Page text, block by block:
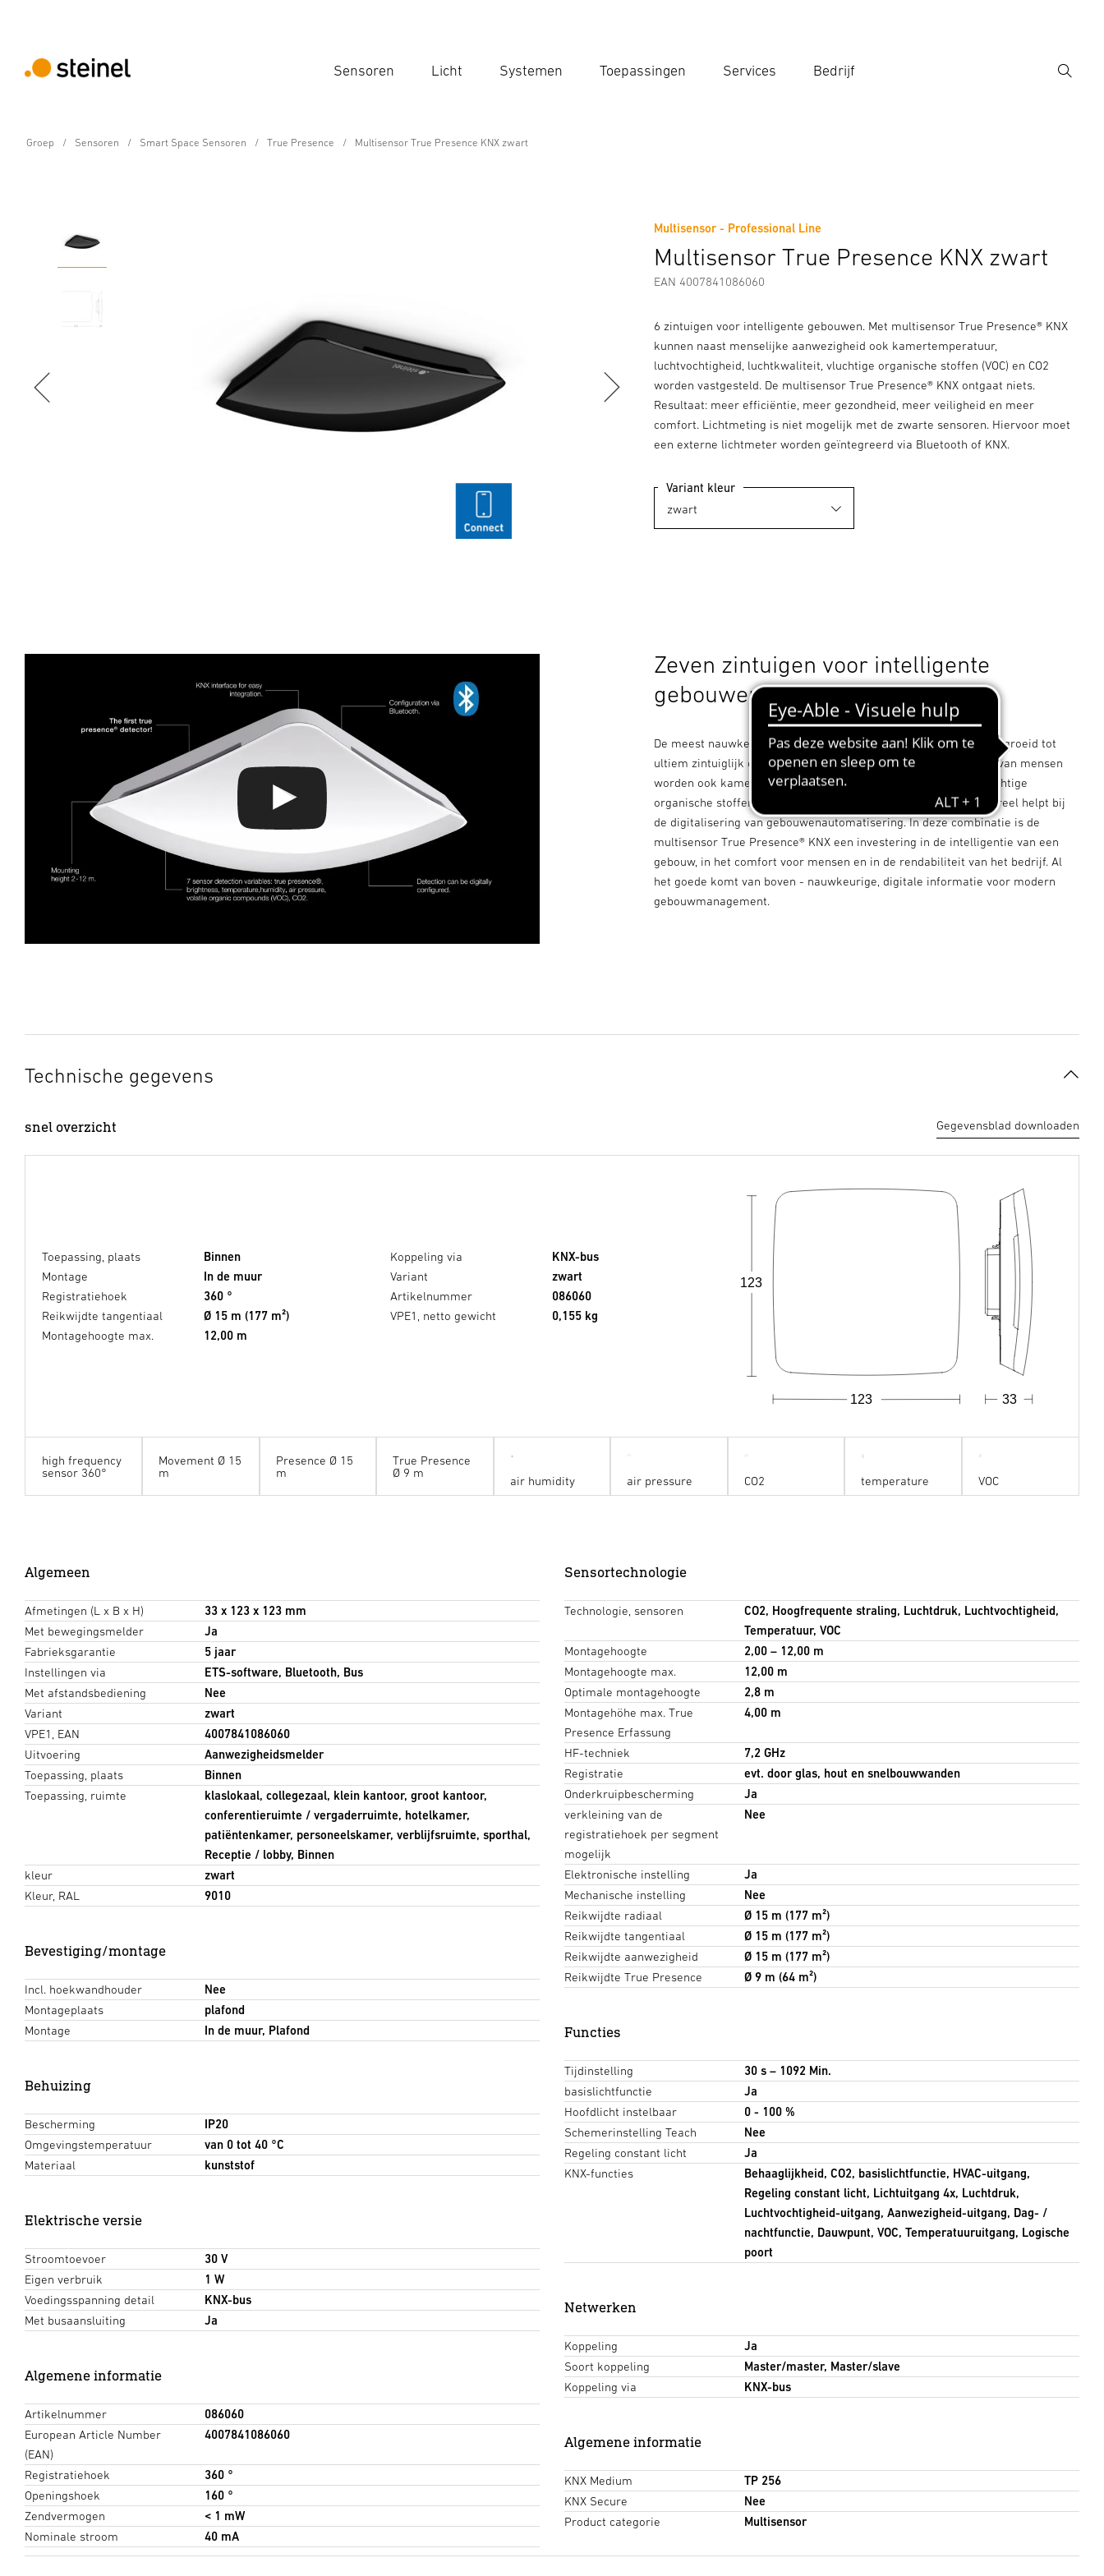
Sensoren Licht Systemen Toepassingen Services Bedrijf
Zoek
Groep Sensoren Smart Space Sensoren True Presence Multisensor True Presence KNX zwart
Multisensor - Professional Line
Multisensor True Presence KNX zwart
EAN 4007841086060
6 zintuigen voor intelligente gebouwen. Met multisensor True Presence® KNX
kunnen naast menselijke aanwezigheid ook kamertemperatuur,
luchtvochtigheid, luchtkwaliteit, vluchtige organische stoffen (VOC) en CO2
worden vastgesteld. De multisensor True Presence® KNX ontgaat niets.
Resultaat: meer efficiëntie, meer gezondheid, meer veiligheid en meer
comfort. Lichtmeting is niet mogelijk met de zwarte sensoren. Hiervoor moet
een externe lichtmeter worden geïntegreerd via Bluetooth of KNX.
Variant kleur
Eigenschappen Veiligheids- en Waarschuwingsinstructies Fabrikantinformatie
Zeven zintuigen voor intelligente
gebouwen.
De meest nauwkeurige aanwezigheidsmelder aller tijden is uitgegroeid tot
ultiem zintuiglijk orgaan. Naast echte aanwezigheidsregistratie van mensen
worden ook kamertemperatuur, luchtvochtigheid, luchtdruk, vluchtige
organische stoffen (VOC) en CO₂ gemeten. Informatie die structureel helpt bij
de digitalisering van gebouwenautomatisering. In deze combinatie is de
multisensor True Presence® KNX een investering in de intelligentie van een
gebouw, in het comfort voor mensen en in de rendabiliteit van het bedrijf. Al
het goede komt van boven - nauwkeurige, digitale informatie voor modern
gebouwmanagement.
Technische gegevens
snel overzicht Gegevensblad downloaden
Toepassing, plaats
Binnen
Montage
In de muur
Registratiehoek
360 °
Reikwijdte tangentiaal
Ø 15 m (177 m²)
Montagehoogte max.
12,00 m
Koppeling via
KNX-bus
Variant
zwart
Artikelnummer
086060
VPE1, netto gewicht
0,155 kg
33
123
123
high frequency
sensor 360°
Movement Ø 15
m
Presence Ø 15
m
True Presence
Ø 9 m
air humidity air pressure CO2 temperature VOC
Algemeen
Afmetingen (L x B x H)
33 x 123 x 123 mm
Met bewegingsmelder
Ja
Fabrieksgarantie
5 jaar
Instellingen via
ETS-software, Bluetooth, Bus
Met afstandsbediening
Nee
Variant
zwart
VPE1, EAN
4007841086060
Uitvoering
Aanwezigheidsmelder
Toepassing, plaats
Binnen
Toepassing, ruimte
klaslokaal, collegezaal, klein kantoor, groot kantoor,
conferentieruimte / vergaderruimte, hotelkamer,
patiëntenkamer, personeelskamer, verblijfsruimte, sporthal,
Receptie / lobby, Binnen
kleur
zwart
Kleur, RAL
9010
Bevestiging/montage
Incl. hoekwandhouder
Nee
Montageplaats
plafond
Montage
In de muur, Plafond
Behuizing
Bescherming
IP20
Omgevingstemperatuur
van 0 tot 40 °C
Materiaal
kunststof
Elektrische versie
Stroomtoevoer
30 V
Eigen verbruik
1 W
Voedingsspanning detail
KNX-bus
Met busaansluiting
Ja
Algemene informatie
Artikelnummer
086060
European Article Number
(EAN)
4007841086060
Registratiehoek
360 °
Openingshoek
160 °
Zendvermogen
< 1 mW
Nominale stroom
40 mA
Sensortechnologie
Technologie, sensoren
CO2, Hoogfrequente straling, Luchtdruk, Luchtvochtigheid,
Temperatuur, VOC
Montagehoogte
2,00 – 12,00 m
Montagehoogte max.
12,00 m
Optimale montagehoogte
2,8 m
Montagehöhe max. True
Presence Erfassung
4,00 m
HF-techniek
7,2 GHz
Registratie
evt. door glas, hout en snelbouwwanden
Onderkruipbescherming
Ja
verkleining van de
registratiehoek per segment
mogelijk
Nee
Elektronische instelling
Ja
Mechanische instelling
Nee
Reikwijdte radiaal
Ø 15 m (177 m²)
Reikwijdte tangentiaal
Ø 15 m (177 m²)
Reikwijdte aanwezigheid
Ø 15 m (177 m²)
Reikwijdte True Presence
Ø 9 m (64 m²)
Functies
Tijdinstelling
30 s – 1092 Min.
basislichtfunctie
Ja
Hoofdlicht instelbaar
0 - 100 %
Schemerinstelling Teach
Nee
Regeling constant licht
Ja
KNX-functies
Behaaglijkheid, CO2, basislichtfunctie, HVAC-uitgang,
Regeling constant licht, Lichtuitgang 4x, Luchtdruk,
Luchtvochtigheid-uitgang, Aanwezigheid-uitgang, Dag- /
nachtfunctie, Dauwpunt, VOC, Temperatuuruitgang, Logische
poort
Netwerken
Koppeling
Ja
Soort koppeling
Master/master, Master/slave
Koppeling via
KNX-bus
Algemene informatie
KNX Medium
TP 256
KNX Secure
Nee
Product categorie
Multisensor